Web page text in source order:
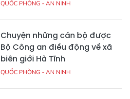
QUỐC PHÒNG - AN NINH
Chuyện những cán bộ được
Bộ Công an điều động về xã
biên giới Hà Tĩnh
QUỐC PHÒNG - AN NINH